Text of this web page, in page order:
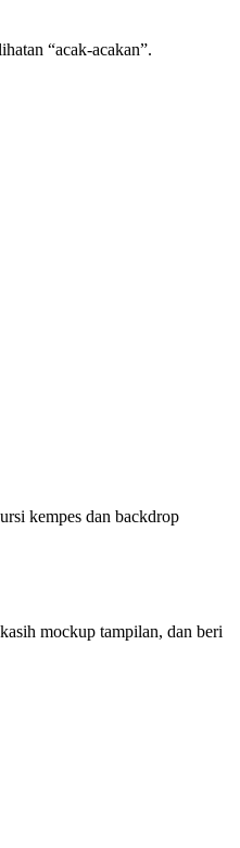
“acak-acakan”.
kempes dan backdrop
mockup tampilan, dan beri